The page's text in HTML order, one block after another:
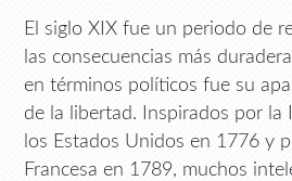
El siglo XIX fue un periodo de
las consecuencias más
en términos políticos fue su
de la libertad. Inspirados por la
los Estados Unidos en 1776 y
Francesa en 1789, muchos